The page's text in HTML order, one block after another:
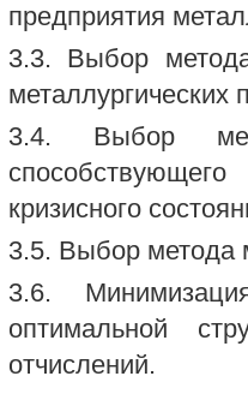
предприятия
3.3. Выбор
металлургических
3.4. Выбор
кризисного
3.5. Выбор метода
3.6.
оптимальной
отчислений.